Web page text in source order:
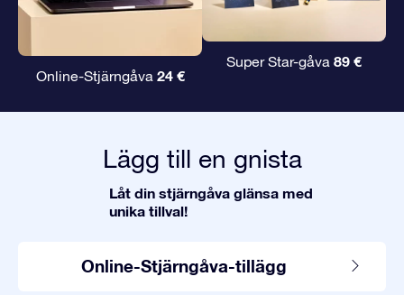
Online-Stjärngåva 24 €
Super Star-gåva 89 €
Lägg till en gnista
Låt din stjärngåva glänsa med
unika tillval!
Online-Stjärngåva-tillägg